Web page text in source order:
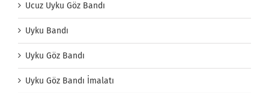
Ucuz Uyku Göz Bandı
Uyku Bandı
Uyku Göz Bandı
Uyku Göz Bandı İmalatı